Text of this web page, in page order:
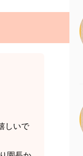
しいで